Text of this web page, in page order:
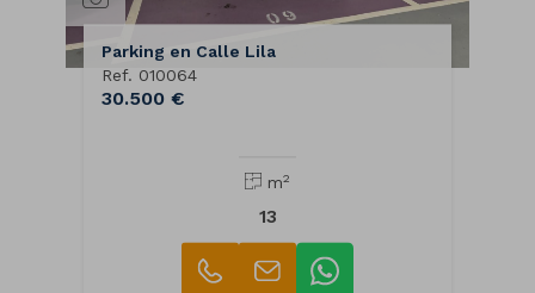
Parking en Calle Lila
Ref. 010064
30.500 €
m2
13